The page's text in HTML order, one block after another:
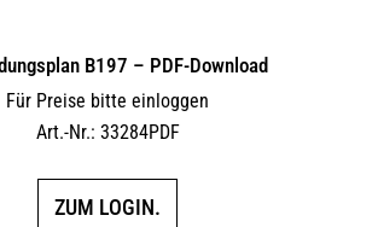
B197 – PDF-Download
Für Preise bitte einloggen
Art.-Nr.: 33284PDF
ZUM LOGIN.